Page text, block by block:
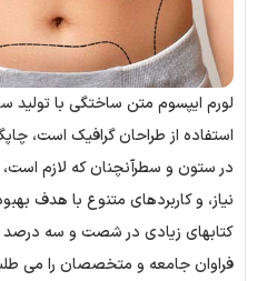
لورم ایپسوم متن ساختگی با تولید
استفاده از طراحان گرافیک است،
در ستون و سطرآنچنان که لازم است،
نیاز، و کاربردهای متنوع با هدف
کتابهای زیادی در شصت و سه درصد
فراوان جامعه و متخصصان را می